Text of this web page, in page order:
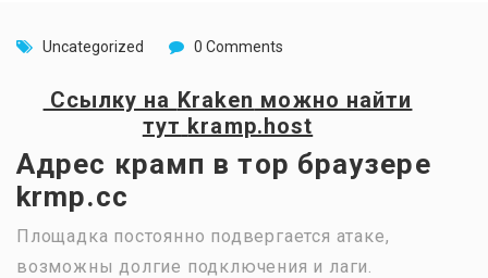
Uncategorized 0 Comments
Ссылку на Kraken можно найти
тут kramp.host
Адрес крамп в тор браузере
krmp.cc
Площадка постоянно подвергается атаке,
возможны долгие подключения и лаги.